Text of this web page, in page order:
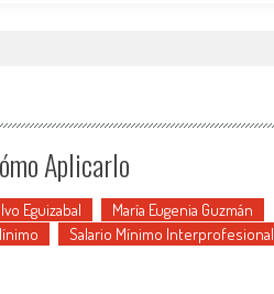
Aplicarlo
Eguizabal
María Eugenia Guzmán
Salario Mínimo Interprofesional